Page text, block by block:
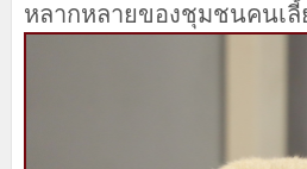
หลากหลายของชุมชนคนเลี้